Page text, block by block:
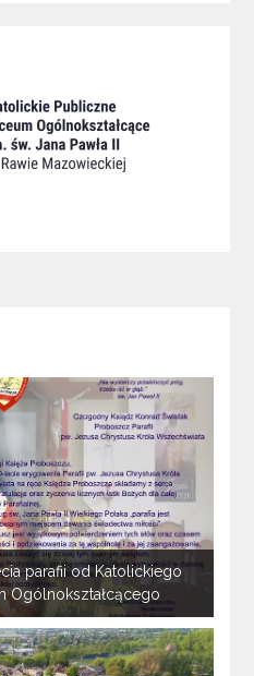
parafii od Katolickiego
Ogólnokształcącego